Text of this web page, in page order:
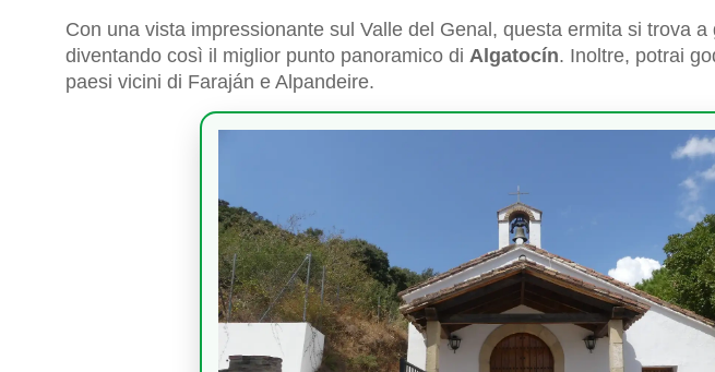
Con una vista impressionante sul Valle del Genal, questa ermita si trova a
diventando così il miglior punto panoramico di Algatocín. Inoltre, potrai
paesi vicini di Faraján e Alpandeire.